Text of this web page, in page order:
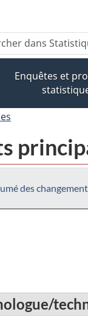
Enquêtes et
des